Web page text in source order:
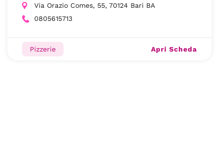
Via Orazio Comes, 55, 70124 Bari BA
0805615713
Pizzerie Apri Scheda